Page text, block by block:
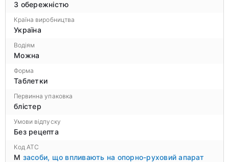
З обережністю
Країна виробництва
Україна
Водіям
Можна
Форма
Таблетки
Первинна упаковка
блістер
Умови відпуску
Без рецепта
Код ATC
M засоби, що впливають на опорно-руховий апарат